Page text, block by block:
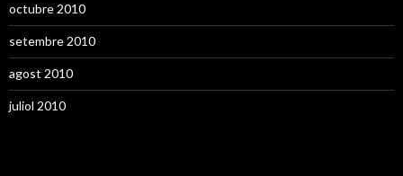
octubre 2010
setembre 2010
agost 2010
juliol 2010